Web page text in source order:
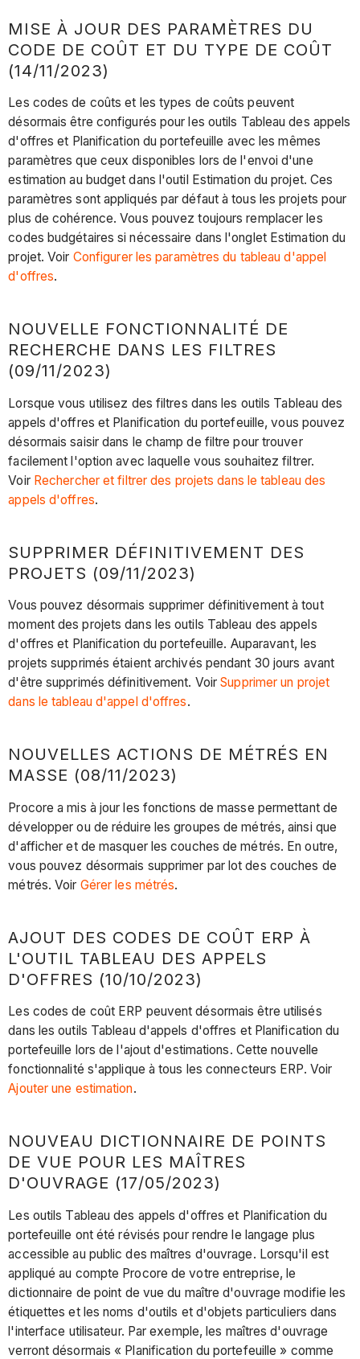
MISE À JOUR DES PARAMÈTRES DU
CODE DE COÛT ET DU TYPE DE COÛT
(14/11/2023)
Les codes de coûts et les types de coûts peuvent
désormais être configurés pour les outils Tableau des appels
d'offres et Planification du portefeuille avec les mêmes
paramètres que ceux disponibles lors de l'envoi d'une
estimation au budget dans l'outil Estimation du projet. Ces
paramètres sont appliqués par défaut à tous les projets pour
plus de cohérence. Vous pouvez toujours remplacer les
codes budgétaires si nécessaire dans l'onglet Estimation du
projet. Voir Configurer les paramètres du tableau d'appel
d'offres.
NOUVELLE FONCTIONNALITÉ DE
RECHERCHE DANS LES FILTRES
(09/11/2023)
Lorsque vous utilisez des filtres dans les outils Tableau des
appels d'offres et Planification du portefeuille, vous pouvez
désormais saisir dans le champ de filtre pour trouver
facilement l'option avec laquelle vous souhaitez filtrer.
Voir Rechercher et filtrer des projets dans le tableau des
appels d'offres.
SUPPRIMER DÉFINITIVEMENT DES
PROJETS (09/11/2023)
Vous pouvez désormais supprimer définitivement à tout
moment des projets dans les outils Tableau des appels
d'offres et Planification du portefeuille. Auparavant, les
projets supprimés étaient archivés pendant 30 jours avant
d'être supprimés définitivement. VoirSupprimer un projet
dans le tableau d'appel d'offres.
NOUVELLES ACTIONS DE MÉTRÉS EN
MASSE (08/11/2023)
Procore a mis à jour les fonctions de masse permettant de
développer ou de réduire les groupes de métrés, ainsi que
d'afficher et de masquer les couches de métrés. En outre,
vous pouvez désormais supprimer par lot des couches de
métrés. Voir Gérer les métrés.
AJOUT DES CODES DE COÛT ERP À
L'OUTIL TABLEAU DES APPELS
D'OFFRES (10/10/2023)
Les codes de coût ERP peuvent désormais être utilisés
dans les outils Tableau d'appels d'offres et Planification du
portefeuille lors de l'ajout d'estimations. Cette nouvelle
fonctionnalité s'applique à tous les connecteurs ERP. Voir
Ajouter une estimation.
NOUVEAU DICTIONNAIRE DE POINTS
DE VUE POUR LES MAÎTRES
D'OUVRAGE (17/05/2023)
Les outils Tableau des appels d'offres et Planification du
portefeuille ont été révisés pour rendre le langage plus
accessible au public des maîtres d'ouvrage. Lorsqu'il est
appliqué au compte Procore de votre entreprise, le
dictionnaire de point de vue du maître d'ouvrage modifie les
étiquettes et les noms d'outils et d'objets particuliers dans
l'interface utilisateur. Par exemple, les maîtres d'ouvrage
verront désormais « Planification du portefeuille » comme